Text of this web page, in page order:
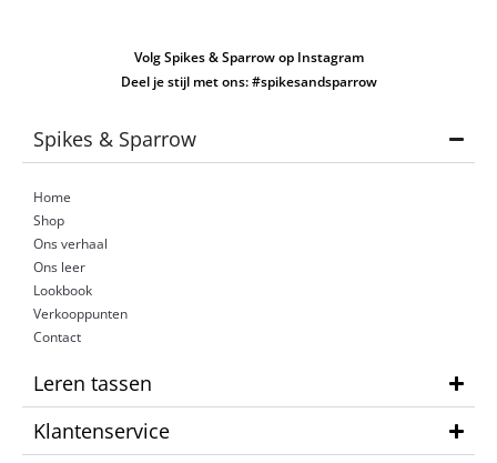
Volg Spikes & Sparrow op Instagram
Deel je stijl met ons: #spikesandsparrow
Spikes & Sparrow
Home
Shop
Ons verhaal
Ons leer
Lookbook
Verkooppunten
Contact
Leren tassen
Klantenservice